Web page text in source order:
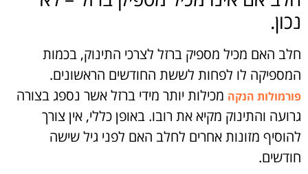
נכון.
חלב האם מכיל מספיק ברזל לצרכי התינוק, בכמות
המספיקה לו לפחות לששת החודשים הראשונים.
פורמולות הנקה מכילות יותר מידי ברזל אשר נספג בצורה
גרועה והתינוק מקיא את רובו. באופן כללי, אין צורך
להוסיף מזונות אחרים לחלב האם לפני גיל שישה
חודשים.